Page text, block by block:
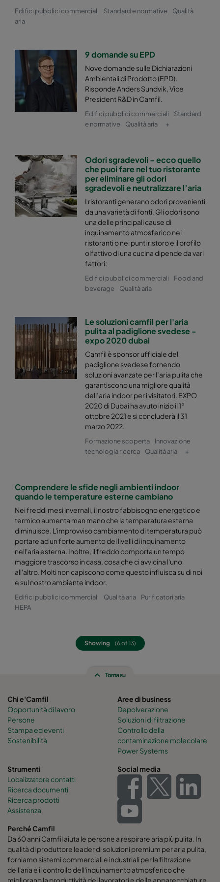
Hi-Flo 2550 :: 592x287x520-10-25 ePM2,5 50%
Hi-Flo 2550 :: 287x287x520-5-25 ePM2,5 50%
Hi-Flo 2550 :: 592x892x520-10-25 ePM2,5 50%
Hi-Flo 2550 :: 490x892x520-8-25 ePM2,5 50%
Hi-Flo 2550 :: 592x592x600-8-25 ePM2,5 50%
Hi-Flo 2550 :: 592x490x600-8-25 ePM2,5 50%
Hi-Flo 2550 :: 490x592x600-6-25 ePM2,5 50%
Hi-Flo 2550 :: 592x287x600-8-25 ePM2,5 50%
Hi-Flo 2550 :: 287x592x600-4-25 ePM2,5 50%
Hi-Flo 2550 :: 592x592x520-8-25 ePM2,5 50%
Hi-Flo 2550 :: 592x490x520-8-25 ePM2,5 50%
Hi-Flo 2550 :: 490x592x520-6-25 ePM2,5 50%
Hi-Flo 2550 :: 592x287x520-8-25 ePM2,5 50%
Hi-Flo 2550 :: 287x592x520-4-25 ePM2,5 50%
Hi-Flo 2550 :: 592x592x370-8-25 ePM2,5 50%
Hi-Flo 2550 :: 592x490x370-8-25 ePM2,5 50%
Hi-Flo 2550 :: 490x592x370-6-25 ePM2,5 50%
Hi-Flo 2550 :: 592x287x370-8-25 ePM2,5 50%
Hi-Flo 2550 :: 287x592x370-4-25 ePM2,5 50%
Hi-Flo 2550 :: 592/592/600-6-25
Hi-Flo 2550 :: 592x490x600-6-25
Hi-Flo 2550 :: 490x592x600-5-25 ePM2,5 50%
Hi-Flo 2550 :: 592x287x600-6-25 ePM2,5 50%
Hi-Flo 2550 :: 287x287x600-3-25 ePM2,5 50%
Hi-Flo 0160 :: 592x592x640-12-25
Hi-Flo 0160 :: 592x490x640-12-25 ePM1 60%
Hi-Flo 0160 :: 490x592x640-10-25 ePM1 60%
Edifici pubblici commerciali Standard e normative
Qualità
aria
9 domande su EPD
Nove domande sulle Dichiarazioni
Ambientali di Prodotto (EPD).
Risponde Anders Sundvik, Vice
President R&D in Camfil.
Edifici pubblici commerciali
Standard
e normative
Qualità aria +
Odori sgradevoli – ecco quello
che puoi fare nel tuo ristorante
per eliminare gli odori
sgradevoli e neutralizzare l’aria
I ristoranti generano odori provenienti
da una varietà di fonti. Gli odori sono
una delle principali cause di
inquinamento atmosferico nei
ristoranti o nei punti ristoro e il profilo
olfattivo di una cucina dipende da vari
fattori:
Edifici pubblici commerciali
Food and
beverage
Qualità aria
Le soluzioni camfil per l'aria
pulita al padiglione svedese -
expo 2020 dubai
Camfil è sponsor ufficiale del
padiglione svedese fornendo
soluzioni avanzate per l’aria pulita che
garantiscono una migliore qualità
dell’aria indoor per i visitatori. EXPO
2020 di Dubai ha avuto inizio il 1°
ottobre 2021 e si concluderà il 31
marzo 2022.
Formazione scoperta
Innovazione
tecnologia ricerca
Qualità aria +
Comprendere le sfide negli ambienti indoor
quando le temperature esterne cambiano
Nei freddi mesi invernali, il nostro fabbisogno energetico e
termico aumenta man mano che la temperatura esterna
diminuisce. L'improvviso cambiamento di temperatura può
portare ad un forte aumento dei livelli di inquinamento
nell'aria esterna. Inoltre, il freddo comporta un tempo
maggiore trascorso in casa, cosa che ci avvicina l'uno
all'altro. Molti non capiscono come questo influisca su di noi
e sul nostro ambiente indoor.
Edifici pubblici commerciali Qualità aria
Purificatori aria
HEPA
Showing (6 of 13)
Torna su
Chi e'Camfil
Opportunità di lavoro
Persone
Stampa ed eventi
Sostenibilità
Aree di business
Depolverazione
Soluzioni di filtrazione
Controllo della
contaminazione molecolare
Power Systems
Strumenti
Localizzatore contatti
Ricerca documenti
Ricerca prodotti
Assistenza
Social media
Perché Camfil
Da 60 anni Camfil aiuta le persone a respirare aria più pulita. In
qualità di produttore leader di soluzioni premium per aria pulita,
forniamo sistemi commerciali e industriali per la filtrazione
dell'aria e il controllo dell'inquinamento atmosferico che
migliorano la produttività dei lavoratori e delle apparecchiature,